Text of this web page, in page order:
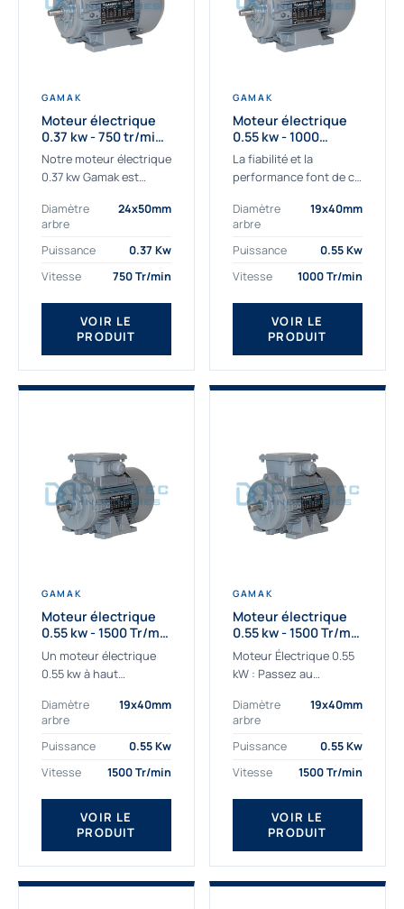
GAMAK
Moteur électrique
0.37 kw - 750 tr/min -
230/400V - IE3
Notre moteur électrique
0.37 kw Gamak est
aux applications
sévères. Nous
déterminons,
fournissons
des moteurs
asynchrones depuis de
nombreuses années....
Diamètre
arbre
24x50mm
Puissance
0.37 Kw
Vitesse
750 Tr/min
VOIR LE
PRODUIT
GAMAK
Moteur électrique
0.55 kw - 1000
Tr/min - 230/400V -
IE2
La fiabilité et la
performance font de ce
0.55kw un
indispensable de votre
production. Ce moteur
être alimenté...
Diamètre
arbre
19x40mm
Puissance
0.55 Kw
Vitesse
1000 Tr/min
VOIR LE
PRODUIT
GAMAK
Moteur électrique
0.55 kw - 1500 Tr/min
- 230/400V - IE2
Un moteur électrique
0.55 kw à haut
applications les plus
exigeantes.
Notre moteur électrique
0.55 kw de référence
AGM2EL 80 M 4a...
Diamètre
arbre
19x40mm
Puissance
0.55 Kw
Vitesse
1500 Tr/min
VOIR LE
PRODUIT
GAMAK
Moteur électrique
0.55 kw - 1500 Tr/min
- 230/400V -
Rendement IE4
Moteur Électrique 0.55
kW : Passez au
Découvrez notre
moteur électrique 0.55
kW de nouvelle
génération, conçu pour
les...
Diamètre
arbre
19x40mm
Puissance
0.55 Kw
Vitesse
1500 Tr/min
VOIR LE
PRODUIT